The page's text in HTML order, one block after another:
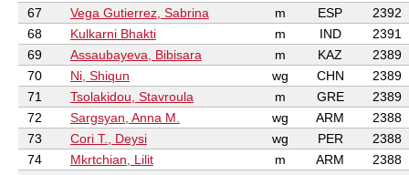
67
Vega Gutierrez, Sabrina m ESP
2392
68
Kulkarni Bhakti m IND
2391
69
Assaubayeva, Bibisara m KAZ
2389
70
Ni, Shiqun wg CHN
2389
71
Tsolakidou, Stavroula m GRE
2389
72
Sargsyan, Anna M. wg ARM
2388
73
Cori T., Deysi wg PER
2388
74
Mkrtchian, Lilit m ARM
2388